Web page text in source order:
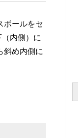
ボールをセ
内側）に
斜め内側に